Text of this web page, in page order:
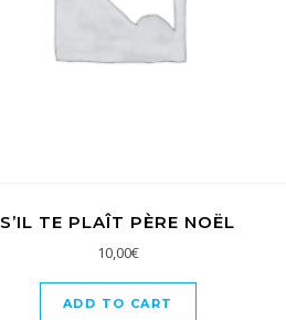
S’IL TE PLAÎT PÈRE NOËL
10,00€
ADD TO CART